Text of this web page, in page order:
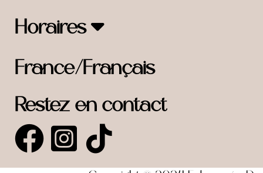
Horaires
France/Français
Restez en contact